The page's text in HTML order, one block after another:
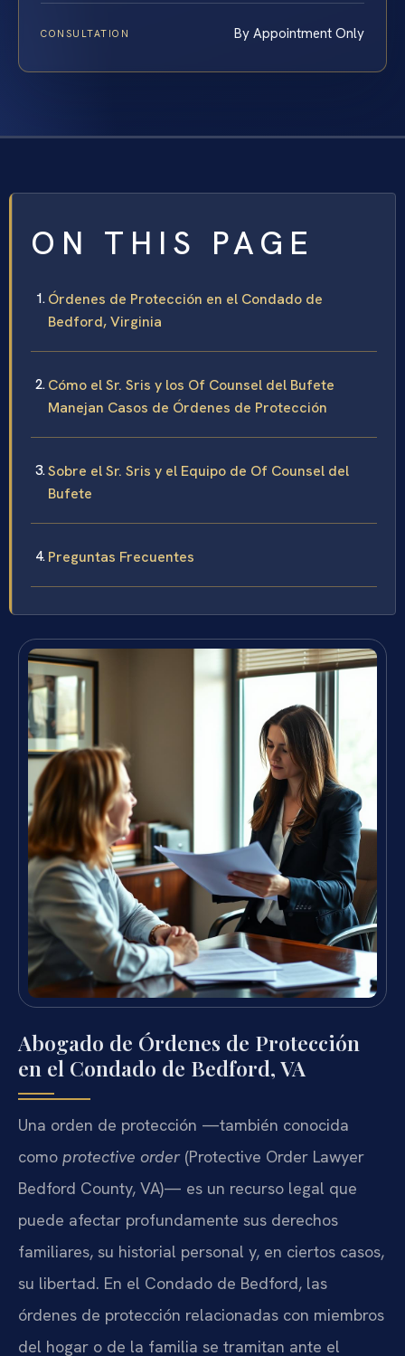
CONSULTATION By Appointment Only
ON THIS PAGE
Órdenes de Protección en el Condado de
Bedford, Virginia
Cómo el Sr. Sris y los Of Counsel del Bufete
Manejan Casos de Órdenes de Protección
Sobre el Sr. Sris y el Equipo de Of Counsel del
Bufete
Preguntas Frecuentes
Abogado de Órdenes de Protección
en el Condado de Bedford, VA
Una orden de protección —también conocida
como protective order(Protective Order Lawyer
Bedford County, VA)— es un recurso legal que
puede afectar profundamente sus derechos
familiares, su historial personal y, en ciertos casos,
su libertad. En el Condado de Bedford, las
órdenes de protección relacionadas con miembros
del hogar o de la familia se tramitan ante el